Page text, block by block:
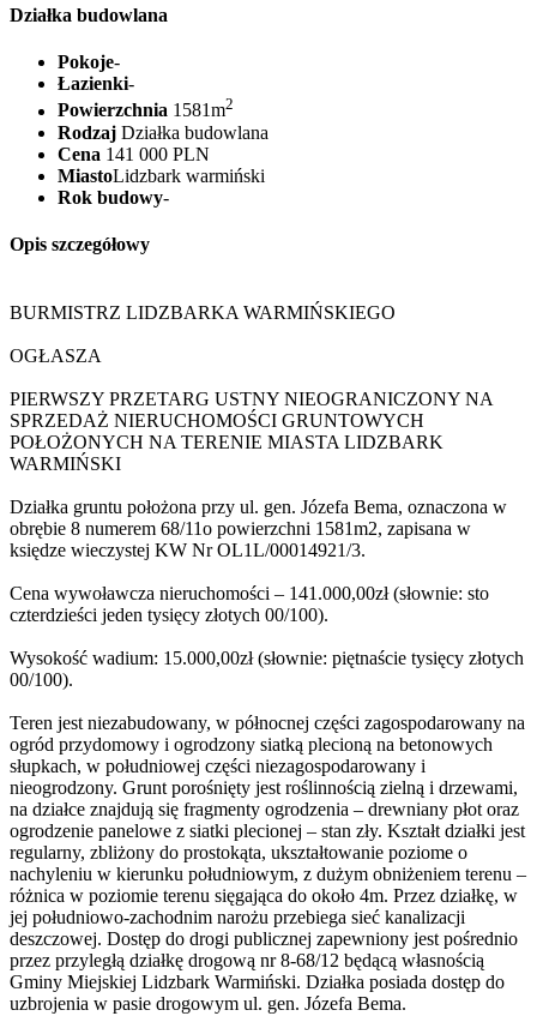
Działka budowlana
Pokoje-
Łazienki-
Powierzchnia 1581m2
Rodzaj Działka budowlana
Cena 141 000 PLN
MiastoLidzbark warmiński
Rok budowy-
Opis szczegółowy
BURMISTRZ LIDZBARKA WARMIŃSKIEGO
OGŁASZA
PIERWSZY PRZETARG USTNY NIEOGRANICZONY NA
SPRZEDAŻ NIERUCHOMOŚCI GRUNTOWYCH
POŁOŻONYCH NA TERENIE MIASTA LIDZBARK
WARMIŃSKI
Działka gruntu położona przy ul. gen. Józefa Bema, oznaczona w
obrębie 8 numerem 68/11o powierzchni 1581m2, zapisana w
księdze wieczystej KW Nr OL1L/00014921/3.
Cena wywoławcza nieruchomości – 141.000,00zł (słownie: sto
czterdzieści jeden tysięcy złotych 00/100).
Wysokość wadium: 15.000,00zł (słownie: piętnaście tysięcy złotych
00/100).
Teren jest niezabudowany, w północnej części zagospodarowany na
ogród przydomowy i ogrodzony siatką plecioną na betonowych
słupkach, w południowej części niezagospodarowany i
nieogrodzony. Grunt porośnięty jest roślinnością zielną i drzewami,
na działce znajdują się fragmenty ogrodzenia – drewniany płot oraz
ogrodzenie panelowe z siatki plecionej – stan zły. Kształt działki jest
regularny, zbliżony do prostokąta, ukształtowanie poziome o
nachyleniu w kierunku południowym, z dużym obniżeniem terenu –
różnica w poziomie terenu sięgająca do około 4m. Przez działkę, w
jej południowo-zachodnim narożu przebiega sieć kanalizacji
deszczowej. Dostęp do drogi publicznej zapewniony jest pośrednio
przez przyległą działkę drogową nr 8-68/12 będącą własnością
Gminy Miejskiej Lidzbark Warmiński. Działka posiada dostęp do
uzbrojenia w pasie drogowym ul. gen. Józefa Bema.